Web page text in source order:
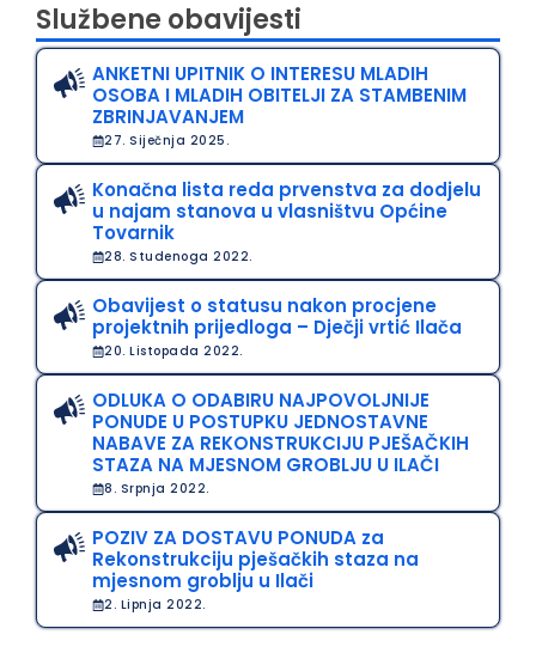
Službene obavijesti
ANKETNI UPITNIK O INTERESU MLADIH
OSOBA I MLADIH OBITELJI ZA STAMBENIM
ZBRINJAVANJEM
27. Siječnja 2025.
Konačna lista reda prvenstva za dodjelu
u najam stanova u vlasništvu Općine
Tovarnik
28. Studenoga 2022.
Obavijest o statusu nakon procjene
projektnih prijedloga – Dječji vrtić Ilača
20. Listopada 2022.
ODLUKA O ODABIRU NAJPOVOLJNIJE
PONUDE U POSTUPKU JEDNOSTAVNE
NABAVE ZA REKONSTRUKCIJU PJEŠAČKIH
STAZA NA MJESNOM GROBLJU U ILAČI
8. Srpnja 2022.
POZIV ZA DOSTAVU PONUDA za
Rekonstrukciju pješačkih staza na
mjesnom groblju u Ilači
2. Lipnja 2022.